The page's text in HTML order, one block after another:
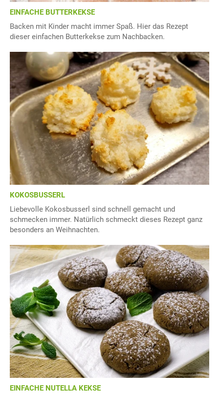
EINFACHE BUTTERKEKSE
Backen mit Kinder macht immer Spaß. Hier das Rezept
dieser einfachen Butterkekse zum Nachbacken.
KOKOSBUSSERL
Liebevolle Kokosbusserl sind schnell gemacht und
schmecken immer. Natürlich schmeckt dieses Rezept ganz
besonders an Weihnachten.
EINFACHE NUTELLA KEKSE